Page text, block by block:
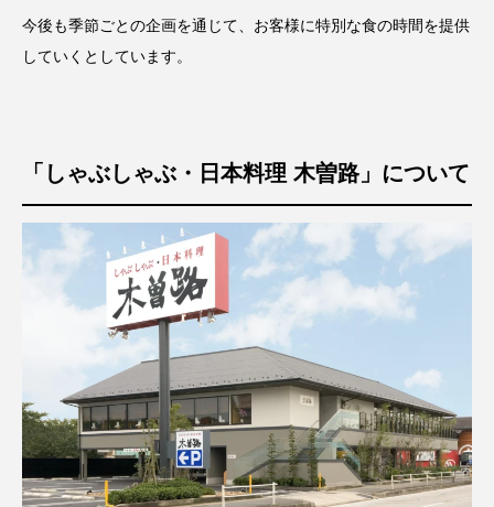
今後も季節ごとの企画を通じて、お客様に特別な食の時間を提供
していくとしています。
「しゃぶしゃぶ・日本料理 木曽路」について